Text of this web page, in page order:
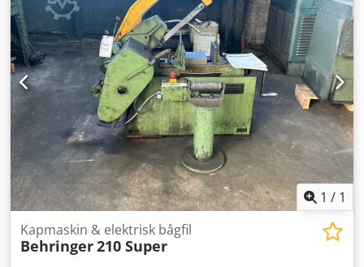
inmatningsrulle 3000x500 utrustad med 9 rullar Vi är
officiell återförsäljare för Meba i Polen. Bandsågen har
genomgått en översyn som bekräftat att den är redo för
fortsatt drift under många år framöver.
380 V – 50 Hz Varvtal: 1440 / 720 varv/min
1 / 1
Kapmaskin & elektrisk bågfil
Behringer210 Super